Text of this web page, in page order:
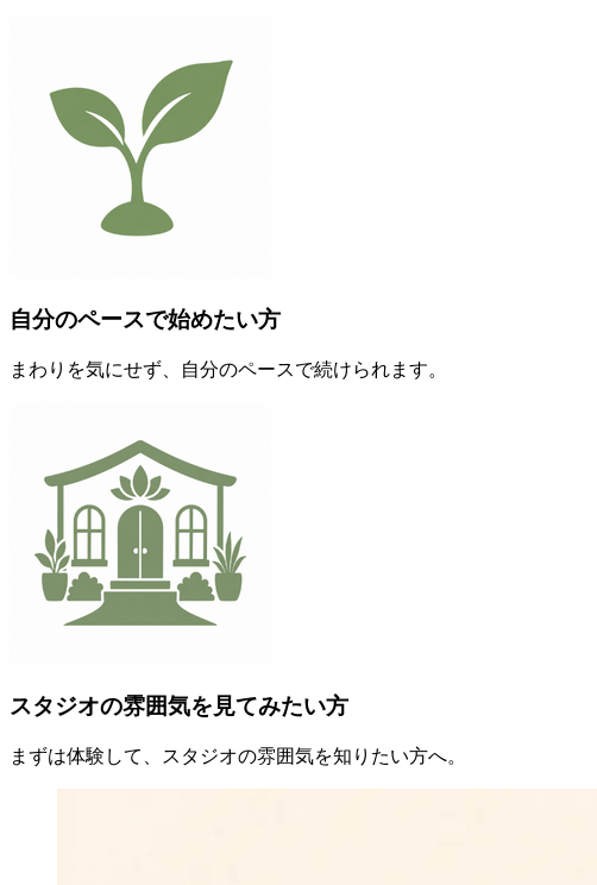
自分のペースで始めたい方
まわりを気にせず、自分のペースで続けられます。
スタジオの雰囲気を見てみたい方
まずは体験して、スタジオの雰囲気を知りたい方へ。